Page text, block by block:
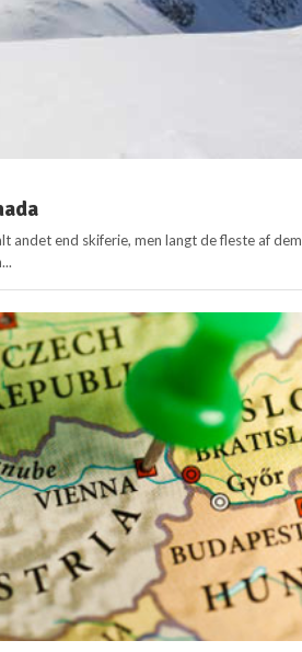
andet end skiferie, men langt de fleste af dem